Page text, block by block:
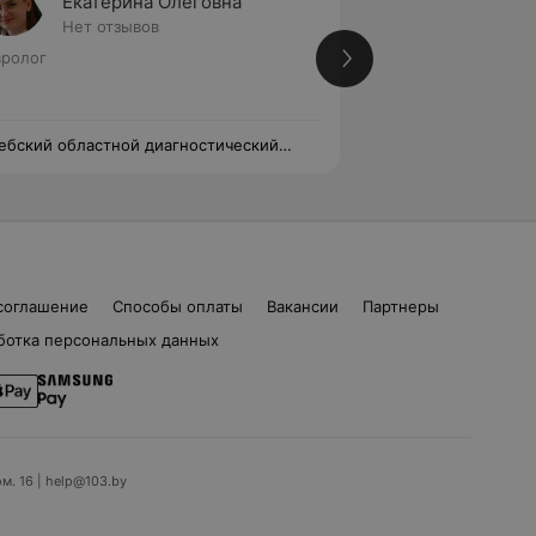
Нет отзывов
областной диагностический
Способы оплаты Вакансии
Партнеры
персональных данных
16 | help@103.by